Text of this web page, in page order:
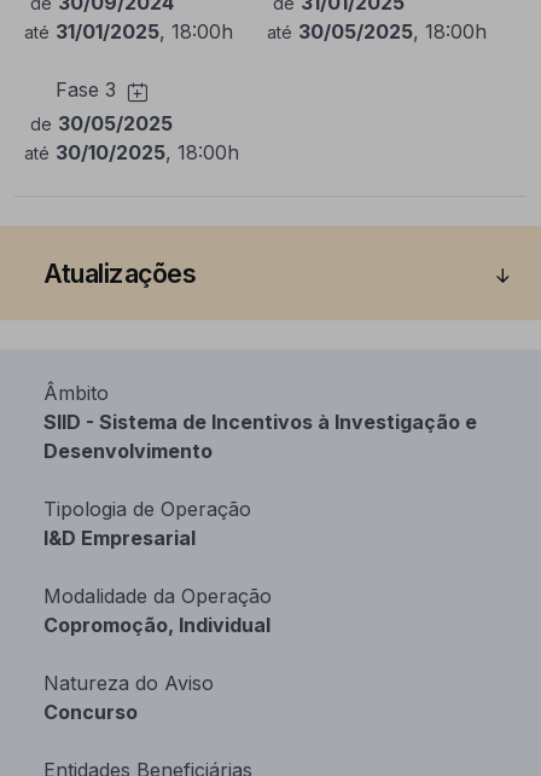
até 31/01/2025, 18:00h até 30/05/2025, 18:00h
Fase 3
de 30/05/2025
até 30/10/2025, 18:00h
Atualizações
Âmbito
SIID - Sistema de Incentivos à Investigação e
Desenvolvimento
Tipologia de Operação
I&D Empresarial
Modalidade da Operação
Copromoção, Individual
Natureza do Aviso
Concurso
Entidades Beneficiárias